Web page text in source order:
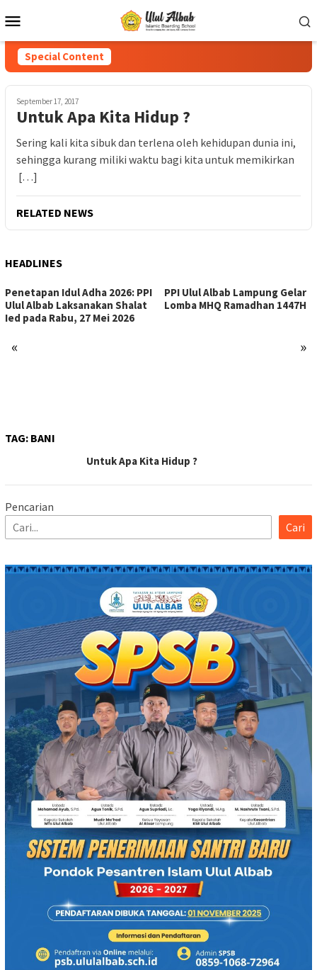
Special Content
September 17, 2017
Untuk Apa Kita Hidup ?
Sering kali kita sibuk dan terlena oleh kehidupan dunia ini,
sehingga kurang miliki waktu bagi kita untuk memikirkan
[…]
RELATED NEWS
HEADLINES
« »
Penetapan Idul Adha 2026: PPI
Ulul Albab Laksanakan Shalat
Ied pada Rabu, 27 Mei 2026
PPI Ulul Albab Lampung Gelar
Lomba MHQ Ramadhan 1447H
TAG: BANI
Untuk Apa Kita Hidup ?
Pencarian
Cari